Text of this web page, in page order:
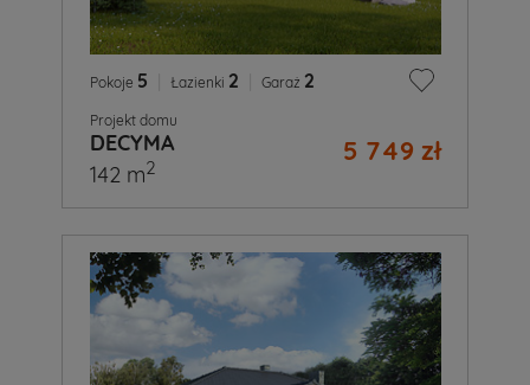
Pokoje 5 Łazienki 2 Garaż 2
Projekt domu
DECYMA 5 749 zł
142 m2